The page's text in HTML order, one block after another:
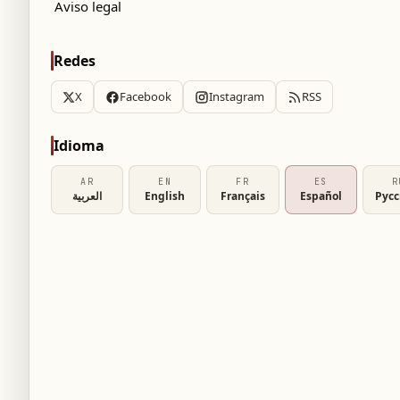
Información celebraron una asamblea
que alertan sobre un proyecto de ley que
a las comisiones conjuntas mañana,
Ministerio de Información, mientras que la
bajo el régimen de jubilación,
en la sesión plenaria del Parlamento.
Aviso legal
Redes
X Facebook Instagram RSS
Idioma
AR
العربية
EN
English
FR
Français
ES
Español